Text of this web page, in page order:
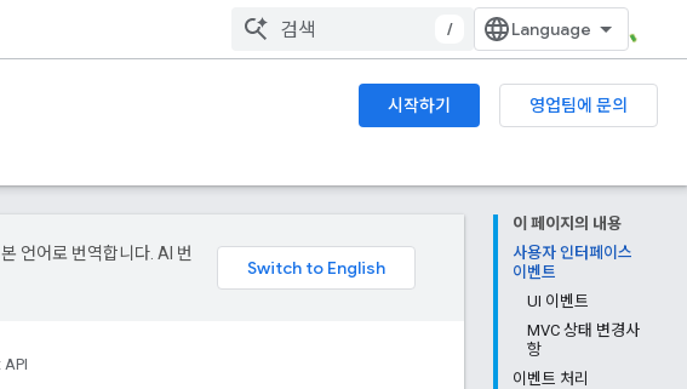
/
시작하기
영업팀에 문의
이 페이지의 내용
사용자 인터페이스
이벤트
UI 이벤트
MVC 상태 변경사
항
이벤트 처리
언어로 번역합니다. AI 번